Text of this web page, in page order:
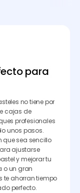
para
no tiene por
cajas de
profesionales
unos pasos.
que sea sencillo
ajustarse
y mejorar tu
o un gran
te ahorran tiempo
perfecto.